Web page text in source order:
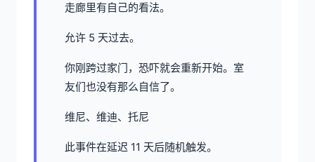
走廊里有自己的看法。
允许 5 天过去。
你刚跨过家门，恐吓就会重新开始。室
友们也没有那么自信了。
维尼、维迪、托尼
此事件在延迟 11 天后随机触发。